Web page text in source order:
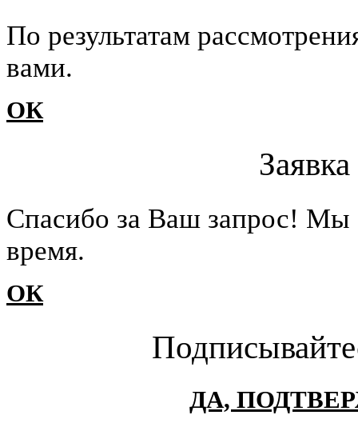
По результатам
вами.
ОК
Cпасибо за Ваш запрос!
время.
ОК
ДА,